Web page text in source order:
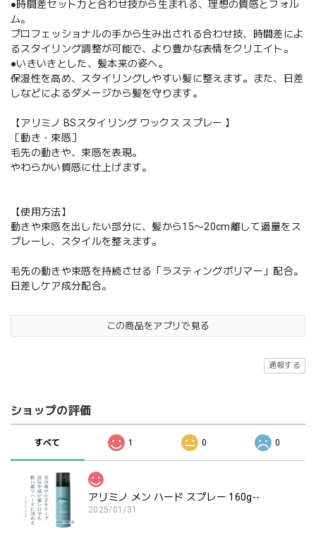
●時間差セット力と合わせ技から生まれる、理想の質感とフォル
ム。
プロフェッショナルの手から生み出される合わせ技、時間差によ
るスタイリング調整が可能で、より豊かな表情をクリエイト。
●いきいきとした、髪本来の姿へ。
保湿性を高め、スタイリングしやすい髪に整えます。また、日差
しなどによるダメージから髪を守ります。
【アリミノ BSスタイリング ワックス スプレー 】
［動き・束感］
毛先の動きや、束感を表現。
やわらかい質感に仕上げます。
【使用方法】
動きや束感を出したい部分に、髪から15〜20cm離して適量をス
プレーし、スタイルを整えます。
毛先の動きや束感を持続させる「ラスティングポリマー」配合。
日差しケア成分配合。
この商品をアプリで見る
通報する
ショップの評価
すべて 1 0 0
アリミノ メン ハード スプレー 160g--
2025/01/31